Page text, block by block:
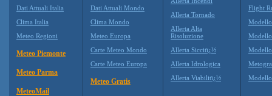
Dati Attuali Italia
Clima Italia
Meteo Regioni
Meteo Piemonte
Meteo Parma
MeteoMail
Dati Attuali Mondo
Clima Mondo
Meteo Europa
Carte Meteo Mondo
Carte Meteo Europa
Meteo Gratis
Allerta Tornado
Allerta Alta
Risoluzione
Allerta Siccitï¿½
Allerta Idrologica
Allerta Viabilitï¿½
Flight
Modello